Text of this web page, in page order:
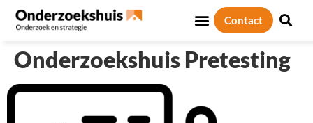
Contact
Onderzoekshuis Pretesting